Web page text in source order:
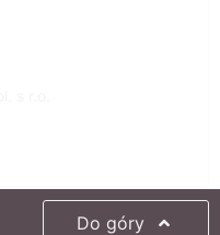
Do góry